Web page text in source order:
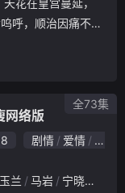
呼，顺治因痛不欲
国充满了内隐外忧
琴高娃 饰）当机
网络版
剧情 爱情
古装
兰 马岩 宁晓志
全73集